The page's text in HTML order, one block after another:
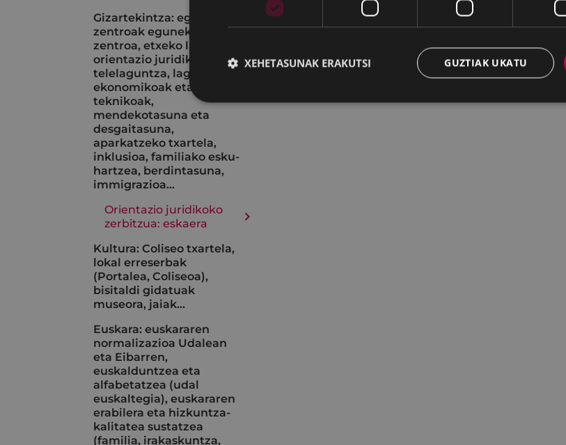
Gizartekintza: egoitza-
zentroak eguneko
zentroa, etxeko laguntza,
orientazio juridikoa,
telelaguntza, laguntza
ekonomikoak eta
teknikoak,
mendekotasuna eta
desgaitasuna,
aparkatzeko txartela,
inklusioa, familiako esku-
hartzea, berdintasuna,
immigrazioa...
Orientazio juridikoko
zerbitzua: eskaera
Kultura: Coliseo txartela,
lokal erreserbak
(Portalea, Coliseoa),
bisitaldi gidatuak
museora, jaiak...
Euskara: euskararen
normalizazioa Udalean
eta Eibarren,
euskalduntzea eta
alfabetatzea (udal
euskaltegia), euskararen
erabilera eta hizkuntza-
kalitatea sustatzea
(familia, irakaskuntza,
GUZTIAK UKATU
XEHETASUNAK ERAKUTSI